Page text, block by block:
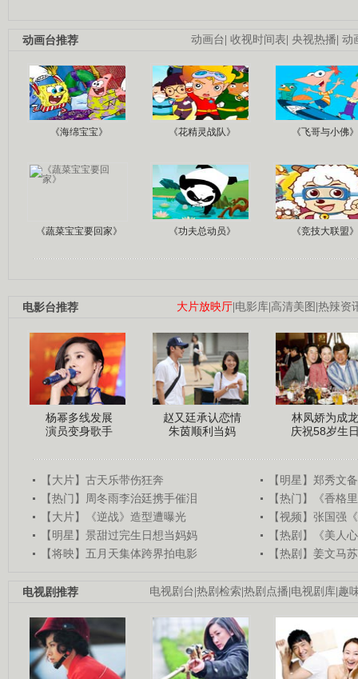
动画台 收视时间表 央视热播 动
动画台推荐
《海绵宝宝》 《花精灵战队》 《飞哥与小佛》
《蔬菜宝宝要回家》 《功夫总动员》 《竞技大联盟》
大片放映厅 电影库 高清美图 热辣资
电影台推荐
杨幂多线发展
演员变身歌手
赵又廷承认恋情
朱茵顺利当妈
林凤娇为成龙
庆祝58岁生
【大片】古天乐带伤狂奔
【明星】郑秀文
【热门】周冬雨李治廷携手催泪
【热门】《香格
【大片】《逆战》造型遭曝光
【视频】张国强
【明星】景甜过完生日想当妈妈
【热剧】《美人
【将映】五月天集体跨界拍电影
【热剧】姜文马
电视剧台 热剧检索 热剧点播 电视剧库 趣
电视剧推荐